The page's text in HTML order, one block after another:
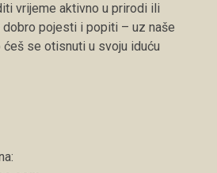
vrijeme aktivno u prirodi ili
pojesti i popiti – uz naše
se otisnuti u svoju iduću